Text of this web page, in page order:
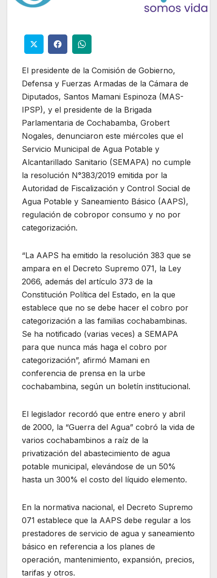
El presidente de la Comisión de Gobierno,
Defensa y Fuerzas Armadas de la Cámara de
Diputados, Santos Mamani Espinoza (MAS-
IPSP), y el presidente de la Brigada
Parlamentaria de Cochabamba, Grobert
Nogales, denunciaron este miércoles que el
Servicio Municipal de Agua Potable y
Alcantarillado Sanitario (SEMAPA) no cumple
la resolución N°383/2019 emitida por la
Autoridad de Fiscalización y Control Social de
Agua Potable y Saneamiento Básico (AAPS),
regulación de cobropor consumo y no por
categorización.
“La AAPS ha emitido la resolución 383 que se
ampara en el Decreto Supremo 071, la Ley
2066, además del artículo 373 de la
Constitución Política del Estado, en la que
establece que no se debe hacer el cobro por
categorización a las familias cochabambinas.
Se ha notificado (varias veces) a SEMAPA
para que nunca más haga el cobro por
categorización”, afirmó Mamani en
conferencia de prensa en la urbe
cochabambina, según un boletín institucional.
El legislador recordó que entre enero y abril
de 2000, la “Guerra del Agua” cobró la vida de
varios cochabambinos a raíz de la
privatización del abastecimiento de agua
potable municipal, elevándose de un 50%
hasta un 300% el costo del líquido elemento.
En la normativa nacional, el Decreto Supremo
071 establece que la AAPS debe regular a los
prestadores de servicio de agua y saneamiento
básico en referencia a los planes de
operación, mantenimiento, expansión, precios,
tarifas y otros.